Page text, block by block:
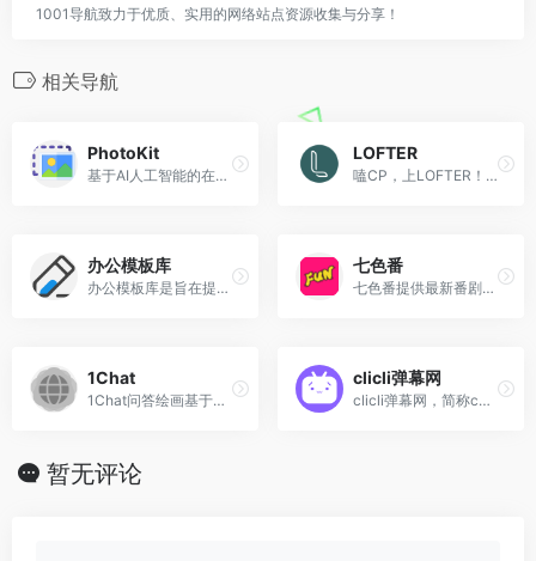
1001导航致力于优质、实用的网络站点资源收集与分享！
相关导航
PhotoKit
基于AI人工智能的在线图片编辑器，方便易用。您可以通过编辑器一键抠图、改图、修图、美图等。 当前总共处理了 41492189 张图片。PhotoKit是一款免费的在线图片编辑器，方便易用。一键轻松抠图、改图、修图和美图应用。包含图片裁剪、调整大小、旋转等基本编辑。开始免费编辑您的图片。
LOFTER
嗑CP，上LOFTER！1.5亿年轻人喜爱的兴趣内容社区 ，覆盖“原神”、“第五人格”、“时代少年团”、“排球少年”等8000万个兴趣点，最内最大Z世代作者聚集地 。
办公模板库
办公模板库是旨在提供全网精品办公word、excel模板下载、PPT模板下载，PPT课件下载等相关素材下载的精品网站。网站所有模板都是小编精心筛选发布，供大家下载学习、研究、交流。办公模板库需要注册登录后，所有精品办公模板、背景图片素材资源VIP完全免费下载。
七色番
七色番提供最新番剧TV、剧场版在线高速播放，每日及时更新。是动漫迷的不二选择！
1Chat
1Chat问答绘画基于深度学习和自然语言处理技术的 AI 机器人，旨在将各种 AI 模型和工具集成到一个平台,为用户提供高效、精准、个性化的智能服务，包括 GPT-4、Claude 3 等热门选项和其他尖端 AI 技术。
clicli弹幕网
clicli弹幕网，简称c站或clicli,主打游戏原创和推番~
暂无评论